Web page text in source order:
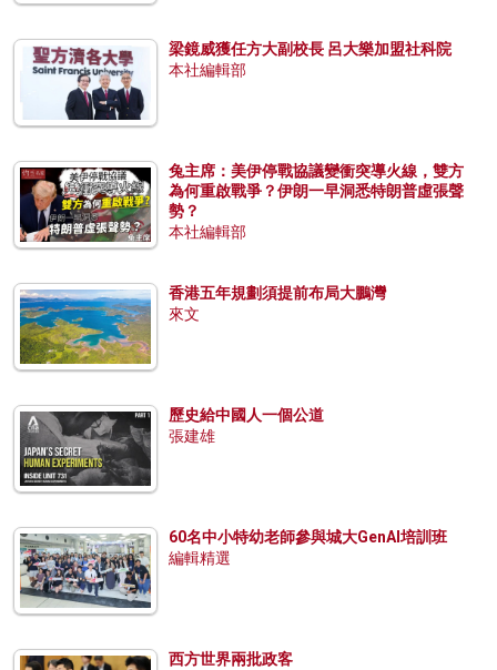
梁鏡威獲任方大副校長 呂大樂加盟社科院
本社編輯部
兔主席：美伊停戰協議變衝突導火線，雙方
為何重啟戰爭？伊朗一早洞悉特朗普虛張聲
勢？
本社編輯部
香港五年規劃須提前布局大鵬灣
來文
歷史給中國人一個公道
張建雄
60名中小特幼老師參與城大GenAI培訓班
編輯精選
西方世界兩批政客